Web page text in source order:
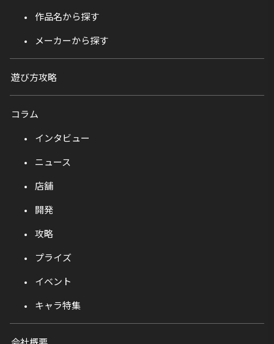
作品名から探す
メーカーから探す
遊び方攻略
コラム
インタビュー
ニュース
店舗
開発
攻略
プライズ
イベント
キャラ特集